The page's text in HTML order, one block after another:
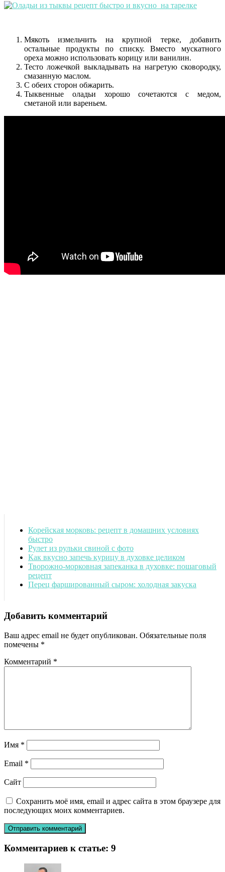
Мякоть измельчить на крупной терке, добавить
остальные продукты по списку. Вместо мускатного
ореха можно использовать корицу или ванилин.
Тесто ложечкой выкладывать на нагретую сковородку,
смазанную маслом.
С обеих сторон обжарить.
Тыквенные оладьи хорошо сочетаются с медом,
сметаной или вареньем.
Корейская морковь: рецепт в домашних условиях
быстро
Рулет из рульки свиной с фото
Как вкусно запечь курицу в духовке целиком
Творожно-морковная запеканка в духовке: пошаговый
рецепт
Перец фаршированный сыром: холодная закуска
Добавить комментарий
Ваш адрес email не будет опубликован. Обязательные поля
помечены *
Комментарий *
Имя *
Email *
Сайт
Сохранить моё имя, email и адрес сайта в этом браузере для
последующих моих комментариев.
Комментариев к статье: 9